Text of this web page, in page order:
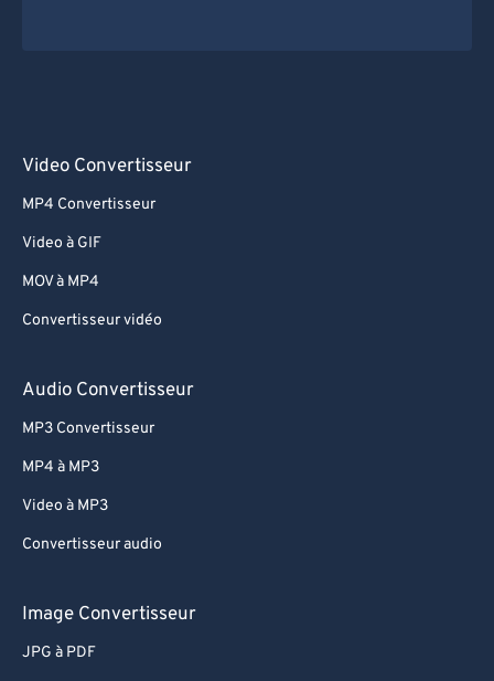
Video Convertisseur
MP4 Convertisseur
Video à GIF
MOV à MP4
Convertisseur vidéo
Audio Convertisseur
MP3 Convertisseur
MP4 à MP3
Video à MP3
Convertisseur audio
Image Convertisseur
JPG à PDF